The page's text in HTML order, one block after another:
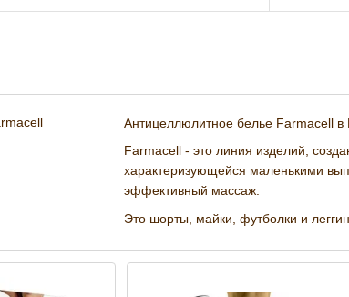
Антицеллюлитное белье Farmacell в
Farmacell - это линия изделий,
характеризующейся маленькими
эффективный массаж.
Это шорты, майки, футболки и
медицинских чулок и бесшовного